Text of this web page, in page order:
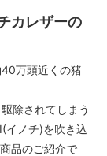
カレザーの
万頭近くの猪
除されてしまう
イノチ)を吹き込
品のご紹介で